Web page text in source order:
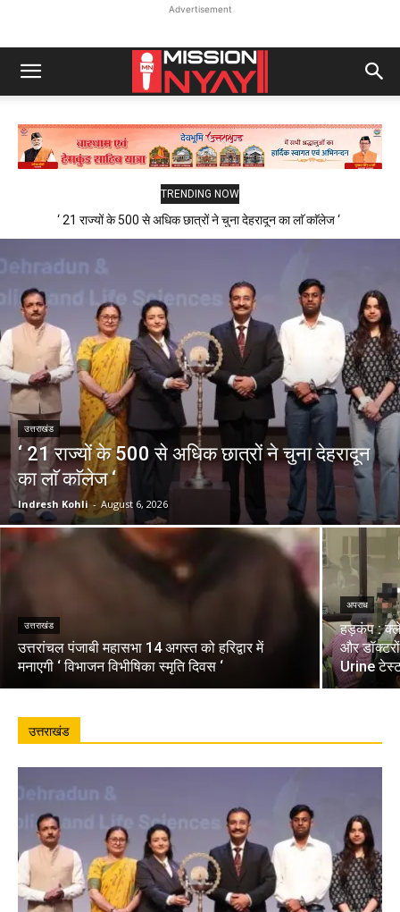
Advertisement
TRENDING NOW
‘ 21 राज्यों के 500 से अधिक छात्रों ने चुना देहरादून का लाॅ काॅलेज ‘
उत्तराखंड
‘ 21 राज्यों के 500 से अधिक छात्रों ने चुना देहरादून
का लाॅ काॅलेज ‘
Indresh Kohli - August 6, 2026
उत्तराखंड
उत्तरांचल पंजाबी महासभा 14 अगस्त को हरिद्वार में
मनाएगी ‘ विभाजन विभीषिका स्मृति दिवस ‘
अपराध
हड़कंप :
और
Urine
उत्तराखंड